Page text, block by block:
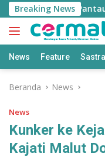
Langsung
ke
konten
Breaking News
untuk Pantau
News Feature Sastra
Beranda News
News
Kunker ke
Kajati Malut